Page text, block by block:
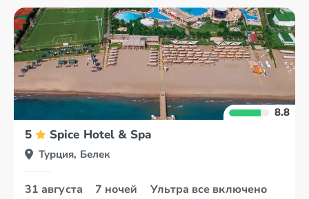
8.8
5 Spice Hotel & Spa
Турция, Белек
31 августа 7 ночей Ультра все включено